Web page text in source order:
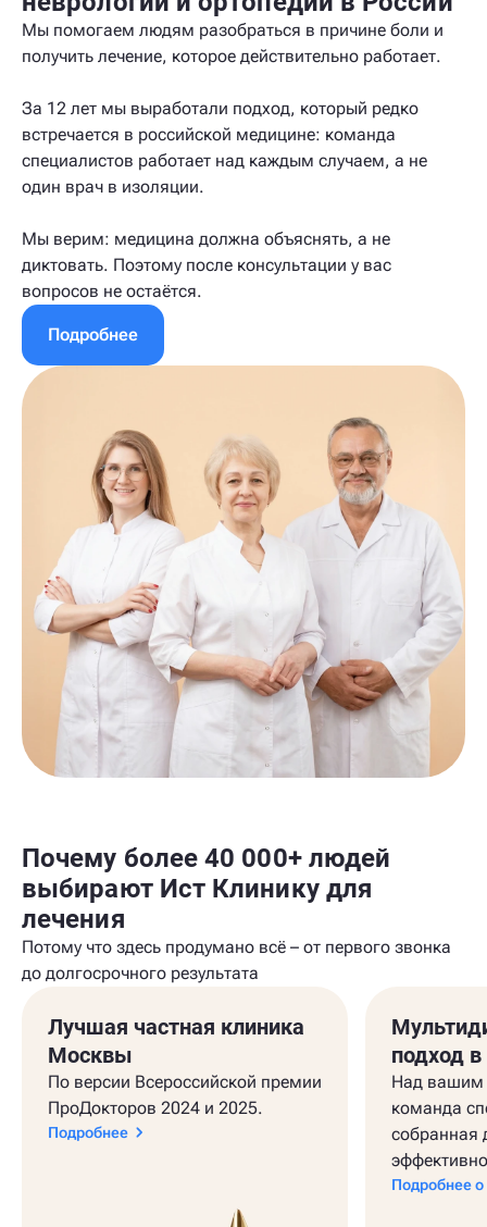
Мы помогаем людям разобраться в причине боли и
получить лечение, которое действительно работает.
За 12 лет мы выработали подход, который редко
встречается в российской медицине: команда
специалистов работает над каждым случаем, а не
один врач в изоляции.
Мы верим: медицина должна объяснять, а не
диктовать. Поэтому после консультации у вас
вопросов не остаётся.
Подробнее
Почему более 40 000+ людей
выбирают Ист Клинику для
лечения
Потому что здесь продумано всё – от первого звонка
до долгосрочного результата
Лучшая частная клиника
Москвы
По версии Всероссийской премии
ПроДокторов 2024 и 2025.
Подробнее
подход
Над вашим
команда
собранная
Подробнее о